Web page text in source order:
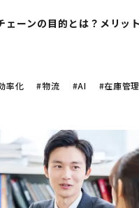
ェーンの目的とは？メリッ
率化 #物流 #AI
#在庫管理